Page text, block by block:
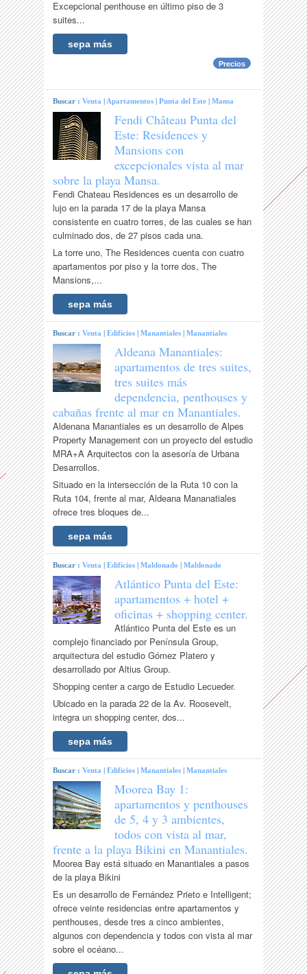
Excepcional penthouse en último piso de 3
suites...
sepa más
Precios
Buscar :Venta |Apartamentos |Punta del Este |Mansa
Fendi Château Punta del
Este: Residences y
Mansions con
excepcionales vista al mar
sobre la playa Mansa.
Fendi Chateau Residences es un desarrollo de
lujo en la parada 17 de la playa Mansa
consistente en cuatro torres, de las cuales se han
culminado dos, de 27 pisos cada una.
La torre uno, The Residences cuenta con cuatro
apartamentos por piso y la torre dos, The
Mansions,...
sepa más
Buscar :Venta |Edificios |Manantiales |Manantiales
Aldeana Manantiales:
apartamentos de tres suites,
tres suites más
dependencia, penthouses y
cabañas frente al mar en Manantiales.
Aldenana Manantiales es un desarrollo de Alpes
Property Management con un proyecto del estudio
MRA+A Arquitectos con la asesoría de Urbana
Desarrollos.
Situado en la intersección de la Ruta 10 con la
Ruta 104, frente al mar, Aldeana Mananatiales
ofrece tres bloques de...
sepa más
Buscar :Venta |Edificios |Maldonado |Maldonado
Atlántico Punta del Este:
apartamentos + hotel +
oficinas + shopping center.
Atlántico Punta del Este es un
complejo financiado por Península Group,
arquitectura del estudio Gómez Platero y
desarrollado por Altius Group.
Shopping center a cargo de Estudio Lecueder.
Ubicado en la parada 22 de la Av. Roosevelt,
integra un shopping center, dos...
sepa más
Buscar :Venta |Edificios |Manantiales |Manantiales
Moorea Bay 1:
apartamentos y penthouses
de 5, 4 y 3 ambientes,
todos con vista al mar,
frente a la playa Bikini en Manantiales.
Moorea Bay está situado en Manantiales a pasos
de la playa Bikini
Es un desarrollo de Fernández Prieto e Intelligent;
ofrece veinte residencias entre apartamentos y
penthouses, desde tres a cinco ambientes,
algunos con dependencia y todos con vista al mar
sobre el océano...